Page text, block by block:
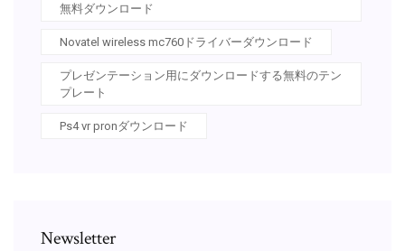
無料ダウンロード
Novatel wireless mc760ドライバーダウンロード
プレゼンテーション用にダウンロードする無料のテン
プレート
Ps4 vr pronダウンロード
Newsletter